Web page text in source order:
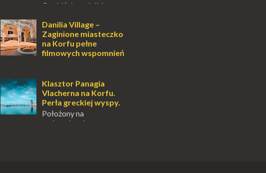
Osobiście uwielbiam
zawsze mnie fascynuje. Mały
kawałek ziemi pośrodku Bałtyku?
To zawsze brzmi jak doskonał...
Danilia Village –
Zaginione miasteczko
na Korfu pełne
filmowych wspomnień
sobie wiele tajemnic i historii, a przy
tym jest doskonale znane
miłośnikom f...
Klasztor Panagia
Vlacherna na Korfu.
Perła greckiej wyspy.
Położony na
malowniczej wysepce,